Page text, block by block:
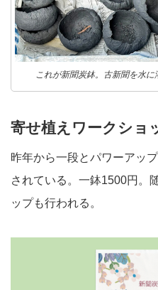
これが新聞炭鉢。古新聞を水
寄せ植えワークショ
昨年から一段とパワーアッ
されている。一鉢1500円。
ップも行われる。